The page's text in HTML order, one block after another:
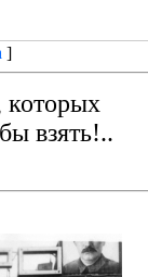
]
которых
взять!..